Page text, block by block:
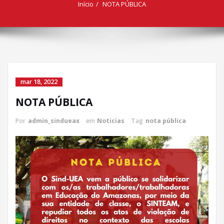
Início NOTA PÚBLICA
mar 18, 2022
NOTA PÚBLICA
Por admin_sindueax em Noticias Tag nota pública